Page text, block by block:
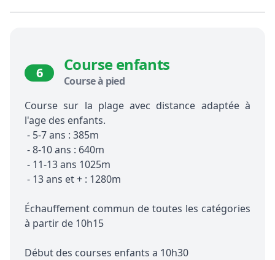
6 Course enfants
Course à pied
Course sur la plage avec distance adaptée à
l'age des enfants.
- 5-7 ans : 385m
- 8-10 ans : 640m
- 11-13 ans 1025m
- 13 ans et + : 1280m
Échauffement commun de toutes les catégories
à partir de 10h15
Début des courses enfants a 10h30